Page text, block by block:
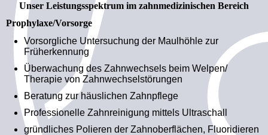
Unser Leistungsspektrum im zahnmedizinischen Bereich
Prophylaxe/Vorsorge
Vorsorgliche Untersuchung der Maulhöhle zur
Früherkennung
Überwachung des Zahnwechsels beim Welpen/
Therapie von Zahnwechselstörungen
Beratung zur häuslichen Zahnpflege
Professionelle Zahnreinigung mittels Ultraschall
gründliches Polieren der Zahnoberflächen, Fluoridieren